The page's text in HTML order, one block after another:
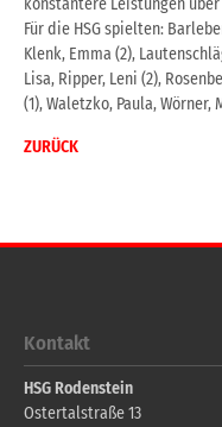
Für die HSG spielten:
Klenk, Emma (2),
Lisa, Ripper, Leni (2),
(1), Waletzko, Paula, Wörner,
ZURÜCK
Kontakt
HSG Rodenstein
Ostertalstraße 13